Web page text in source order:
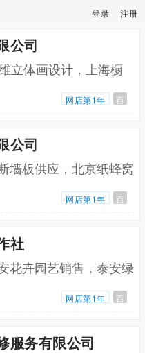
登录 注册
公司
立体画设计，上海橱
网店第1年 百
公司
墙板供应，北京纸蜂窝
网店第1年 百
社
花卉园艺销售，泰安绿
网店第1年 百
服务有限公司